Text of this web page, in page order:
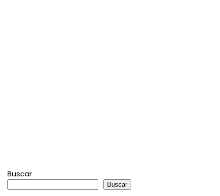
Buscar
Buscar